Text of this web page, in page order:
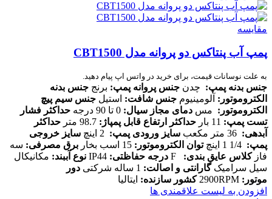
مقایسه
پمپ آب پنتاکس دو پروانه مدل CBT1500
به علت نوسانات قیمت، برای خرید در واتس اپ پیام دهید.
جنس بدنه پمپ: چدن جنس پروانه پمپ: برنج جنس بدنه
الکتروموتور : آلومینیوم جنس شافت: استیل جنس سیم پیچ
الکتروموتور : مس دمای مجاز سیال:
حداکثر فشار
تست پمپ: 11 بار حداکثر ارتفاع قابل پمپاژ :
حداکثر
آبدهی: سایز ورودی پمپ:
سایز خروجی
پمپ: 1/4 1 اینچ توان الکتروموتور : برق مصرفی: سه
فازکلاس عایق بندی: درجه حفاظتی: نوع آببند: مکانیکال
سیل سرامیکگارانتی و اصالت:
دور
موتور : کشور سازنده: ایتالیا
افزودن به لیست علاقمندی ها